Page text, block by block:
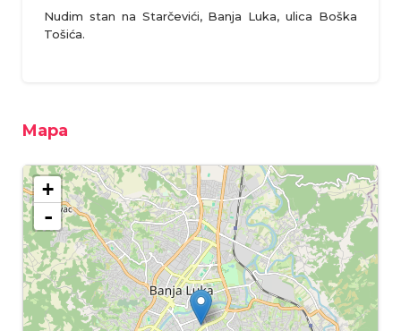
Nudim stan na Starčevići, Banja Luka, ulica Boška
Tošića.
Mapa
+
-